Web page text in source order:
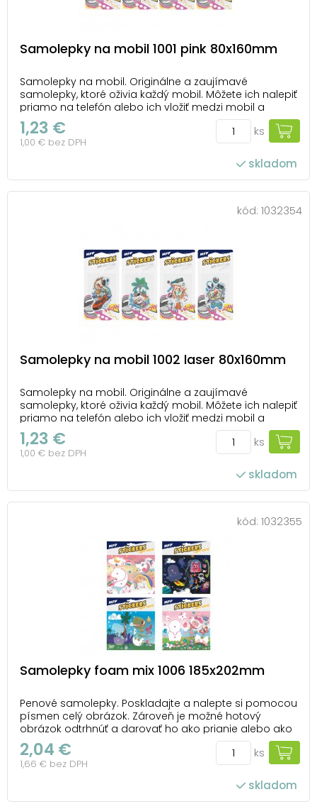
Samolepky na mobil 1001 pink 80x160mm
Samolepky na mobil. Originálne a zaujímavé
samolepky, ktoré oživia každý mobil. Môžete ich nalepiť
priamo na telefón alebo ich vložiť medzi mobil a
priehľadný kryt. Vďaka týmto samolepkám budete
stredobodom záujmu. NÁVOD: Jednoducho prilepíte
na hladkú plochu. UPOZORNENIE: Nevhodné pre de...
1,23 €
1,00 € bez DPH
ks
skladom
kód: 1032354
Samolepky na mobil 1002 laser 80x160mm
Samolepky na mobil. Originálne a zaujímavé
samolepky, ktoré oživia každý mobil. Môžete ich nalepiť
priamo na telefón alebo ich vložiť medzi mobil a
priehľadný kryt. Vďaka týmto samolepkám budete
stredobodom záujmu. NÁVOD: Jednoducho prilepíte
na hladkú plochu. UPOZORNENIE: Nevhodné pre de...
1,23 €
1,00 € bez DPH
ks
skladom
kód: 1032355
Samolepky foam mix 1006 185x202mm
Penové samolepky. Poskladajte a nalepte si pomocou
písmen celý obrázok. Zároveň je možné hotový
obrázok odtrhnúť a darovať ho ako prianie alebo ako
jeho súčasť. Motív: jednorožec, vesmír, dinosaurus,
ovečka UPOZORNENIE: Nevhodné pre deti do 3 rokov.
Nebezpečenstvo udusenia. Malé časti. ...
2,04 €
1,66 € bez DPH
ks
skladom